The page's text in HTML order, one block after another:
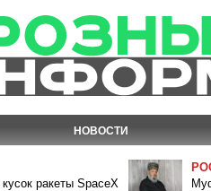
НОВОСТИ
ракеты SpaceX